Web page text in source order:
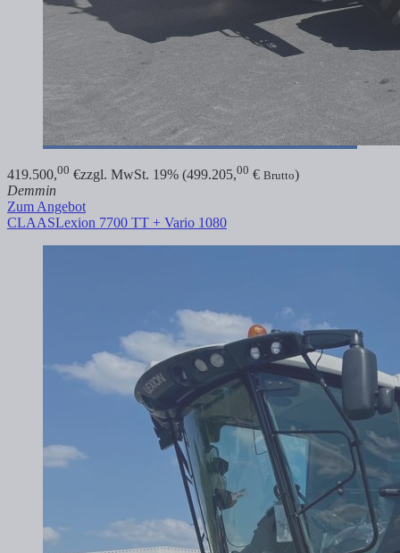
419.500,00 €zzgl. MwSt. 19% (499.205,00 € Brutto)
Demmin
Zum Angebot
CLAASLexion 7700 TT + Vario 1080